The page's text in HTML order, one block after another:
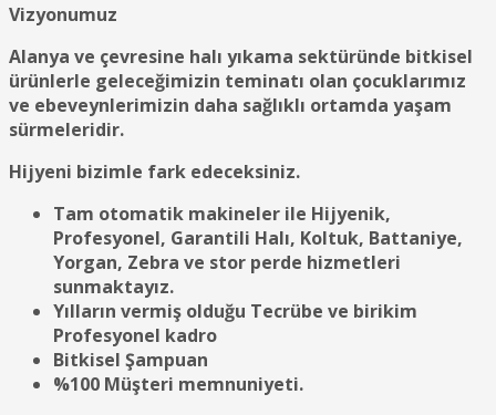
Vizyonumuz
Alanya ve çevresine halı yıkama sektüründe bitkisel
ürünlerle geleceğimizin teminatı olan çocuklarımız
ve ebeveynlerimizin daha sağlıklı ortamda yaşam
sürmeleridir.
Hijyeni bizimle fark edeceksiniz.
Tam otomatik makineler ile Hijyenik,
Profesyonel, Garantili Halı, Koltuk, Battaniye,
Yorgan, Zebra ve stor perde hizmetleri
sunmaktayız.
Yılların vermiş olduğu Tecrübe ve birikim
Profesyonel kadro
Bitkisel Şampuan
%100 Müşteri memnuniyeti.